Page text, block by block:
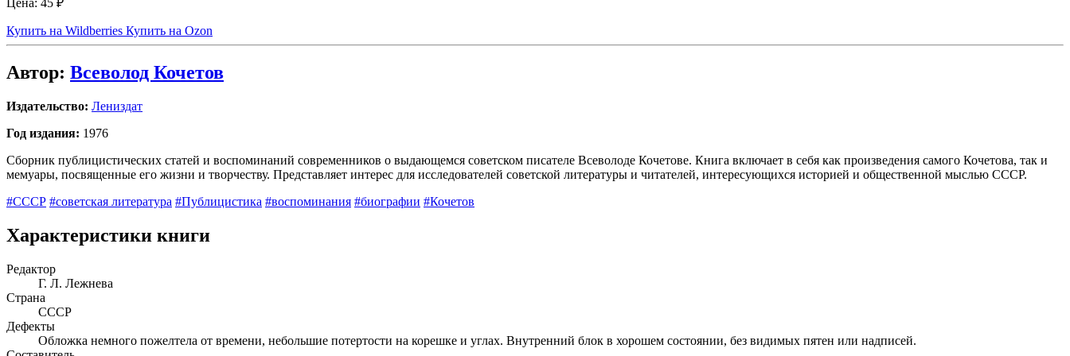
Купить на Wildberries Купить на Ozon
Автор: Всеволод Кочетов
Издательство: Лениздат
Год издания: 1976
Сборник публицистических статей и воспоминаний современников о выдающемся советском писателе Всеволоде Кочетове. Книга включает в себя как произведения самого Кочетова, так и
мемуары, посвященные его жизни и творчеству. Представляет интерес для исследователей советской литературы и читателей, интересующихся историей и общественной мыслью СССР.
#СССР #советская литература #Публицистика #воспоминания #биографии #Кочетов
Характеристики книги
Редактор
Г. Л. Лежнева
Страна
СССР
Дефекты
Обложка немного пожелтела от времени, небольшие потертости на корешке и углах. Внутренний блок в хорошем состоянии, без видимых пятен или надписей.